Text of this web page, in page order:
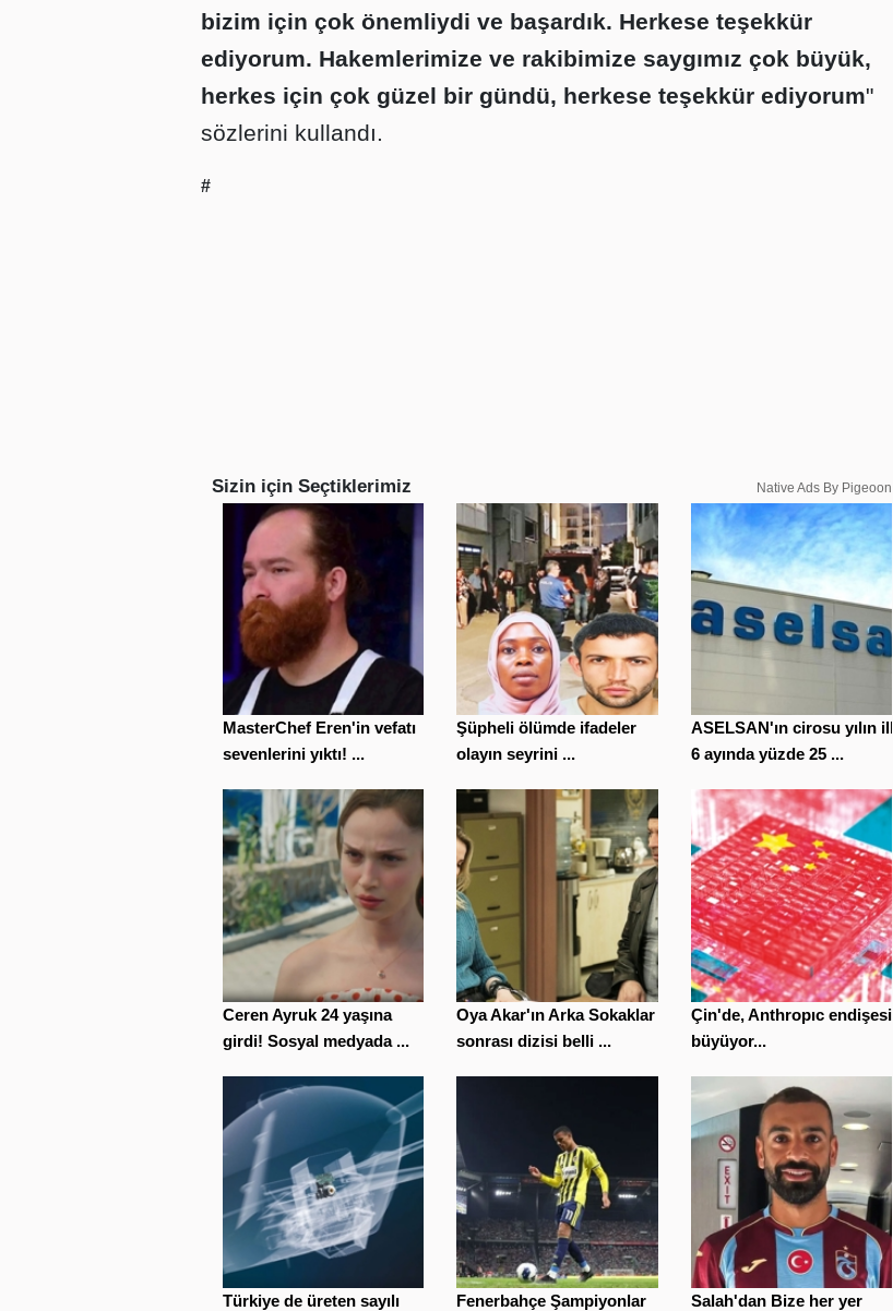
bizim için çok önemliydi ve başardık. Herkese teşekkür
ediyorum. Hakemlerimize ve rakibimize saygımız çok büyük,
herkes için çok güzel bir gündü, herkese teşekkür ediyorum"
sözlerini kullandı.
#
Sizin için Seçtiklerimiz Native Ads By Pigeoon
MasterChef Eren'in vefatı
sevenlerini yıktı! ...
Şüpheli ölümde ifadeler
olayın seyrini ...
ASELSAN'ın cirosu yılın ilk
6 ayında yüzde 25 ...
Ceren Ayruk 24 yaşına
girdi! Sosyal medyada ...
Oya Akar'ın Arka Sokaklar
sonrası dizisi belli ...
Çin'de, Anthropıc endişesi
büyüyor...
Türkiye de üreten sayılı
Fenerbahçe Şampiyonlar
Salah'dan Bize her yer